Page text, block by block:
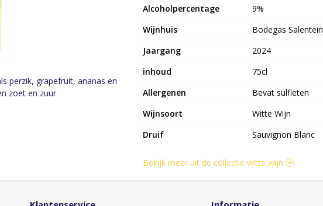
perzik, grapefruit, ananas en
zoet en zuur
Alcoholpercentage
9%
Wijnhuis
Bodegas Salentein
Jaargang
2024
inhoud
75cl
Allergenen
Bevat sulfieten
Wijnsoort
Witte Wijn
Druif
Sauvignon Blanc
Bekijk meer uit de collectie witte wijn